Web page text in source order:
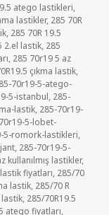
atego lastikleri,
lastikler, 285 70R
, 285 70R 19.5
2.el lastik, 285
, 285 70r19 5 az
çıkma lastik,
70r19-5-atego-
5-istanbul, 285-
lastik, 285-70r19-
5-lobet-
5-romork-lastikleri,
, 285-70r19-5-
kullanılmış lastikler,
fiyatları, 285/70
lastik, 285/70 R
lastik, 285/70R19.5
atego fiyatları,